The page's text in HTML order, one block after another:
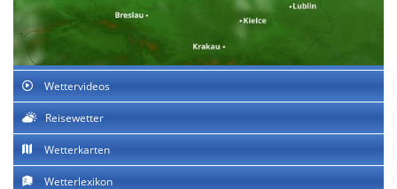
Wettervideos
Reisewetter
Wetterkarten
Wetterlexikon